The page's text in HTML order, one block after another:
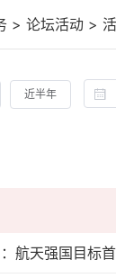
> 论坛活动 >
近半年
航天强国目标